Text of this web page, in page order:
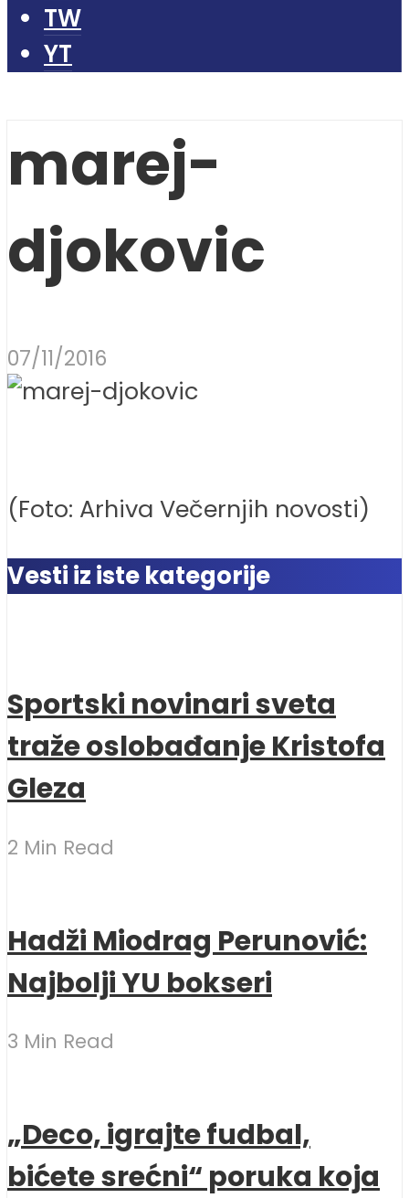
TW
YT
marej-
djokovic
07/11/2016
(Foto: Arhiva Večernjih novosti)
Vesti iz iste kategorije
Sportski novinari sveta
traže oslobađanje Kristofa
Gleza
2 Min Read
Hadži Miodrag Perunović:
Najbolji YU bokseri
3 Min Read
„Deco, igrajte fudbal,
bićete srećni“ poruka koja